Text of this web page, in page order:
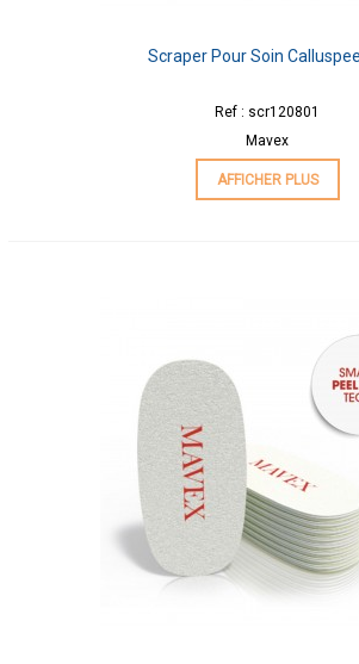
Scraper Pour Soin
Ref : scr120801
Mavex
AFFICHER PLUS